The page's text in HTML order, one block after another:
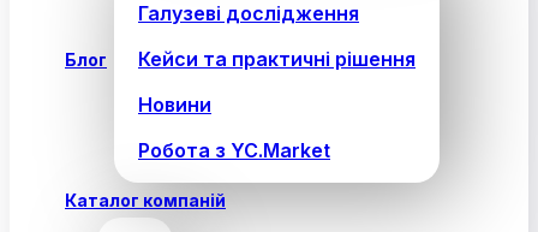
Блог
Галузеві дослідження
Кейси та практичні рішення
Новини
Робота з YC.Market
Каталог компаній